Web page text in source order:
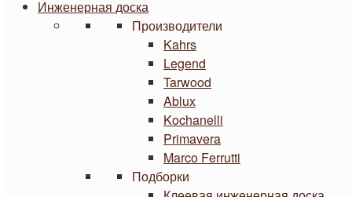
Инженерная доска
Производители
Kahrs
Legend
Tarwood
Ablux
Kochanelli
Primavera
Marco Ferrutti
Подборки